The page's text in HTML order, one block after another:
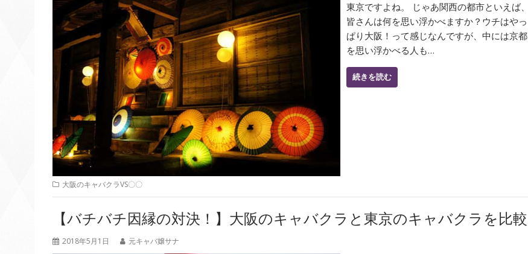
東京ですよね。 じゃあ関西の都市といえば、
皆さんは何を思い浮かべますか？ウチはやっ
ぱり大阪！って感じなんですが、中には京都
を思い浮かべる人も…
続きを読む
大阪のキャバクラVS〇〇
【バチバチ因縁の対決！】大阪のキャバクラと東京のキャバクラを比較
2018年5月1日 元キャバ嬢サナ